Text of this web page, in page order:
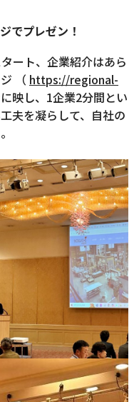
でプレゼン！
ート、企業紹介はあら
（ https://regional-
映し、1企業2分間とい
夫を凝らして、自社の